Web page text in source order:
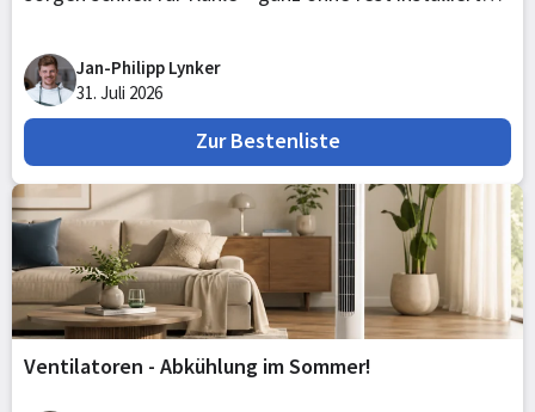
auch und verdunsten das Kondenswasser von selbst.
Und das ist auch gut so.
Zur Bestenliste
Jan-Philipp Lynker
31. Juli 2026
Ventilatoren - Abkühlung im Sommer!